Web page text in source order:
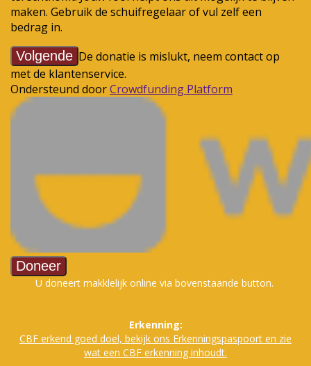
U doneert makklelijk online via bovenstaande button.
Erkenning:
CBF erkend goed doel, bekijk ons Erkenningspaspoort en zie
wat een CBF erkenning inhoudt.